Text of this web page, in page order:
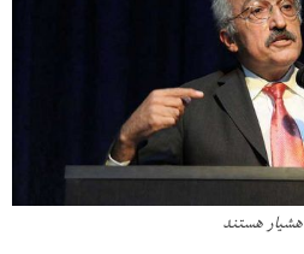
هشیار هستند